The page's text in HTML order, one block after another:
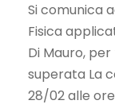
Si comunica
Fisica
Di Mauro,
superata La
28/02 alle